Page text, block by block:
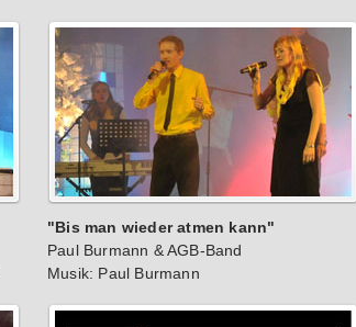
"Bis man wieder atmen kann"
Paul Burmann & AGB-Band
Musik: Paul Burmann